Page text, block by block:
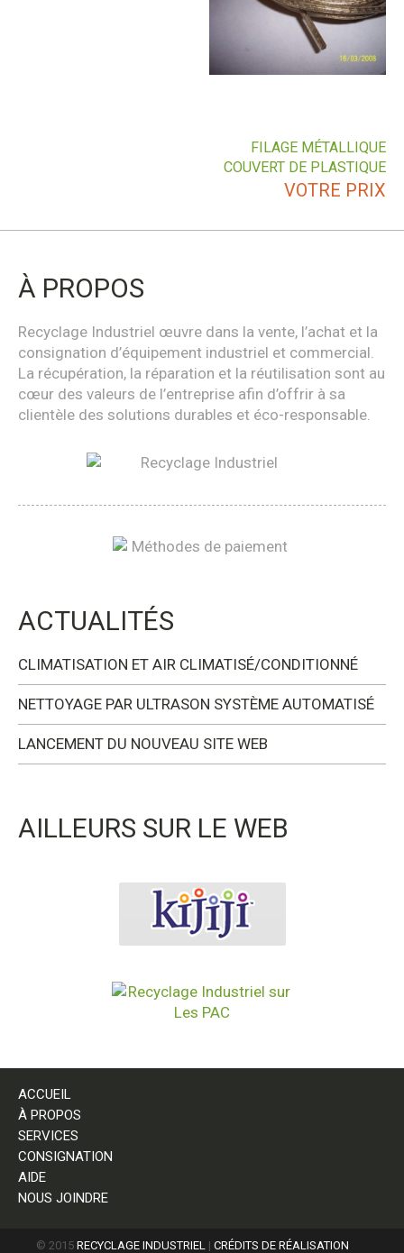
FILAGE MÉTALLIQUE
COUVERT DE PLASTIQUE
VOTRE PRIX
À PROPOS
Recyclage Industriel œuvre dans la vente, l’achat et la
consignation d’équipement industriel et commercial.
La récupération, la réparation et la réutilisation sont au
cœur des valeurs de l’entreprise afin d’offrir à sa
clientèle des solutions durables et éco-responsable.
ACTUALITÉS
CLIMATISATION ET AIR CLIMATISÉ/CONDITIONNÉ
NETTOYAGE PAR ULTRASON SYSTÈME AUTOMATISÉ
LANCEMENT DU NOUVEAU SITE WEB
AILLEURS SUR LE WEB
ACCUEIL
À PROPOS
SERVICES
CONSIGNATION
AIDE
NOUS JOINDRE
© 2015 RECYCLAGE INDUSTRIEL | CRÉDITS DE RÉALISATION